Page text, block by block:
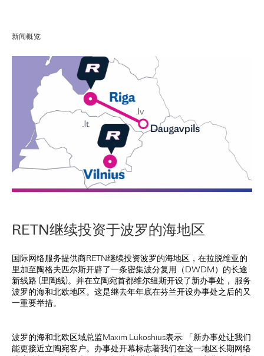
新闻概览
RETN继续投资于波罗的海地区
国际网络服务提供商RETN继续投资波罗的海地区，在拉脱维亚的
里加至陶格夫匹尔斯开辟了一条密集波分复用（DWDM）的长途
新线路 (里陶线)。并在立陶宛首都维尔纽斯开设了新办事处， 服务
波罗的海和北欧地区。这是继去年年底在芬兰开设办事处之后的又
一重要举措。
波罗的海和北欧区域总监Maxim Lukoshius表示: 「新办事处让我们
能更接近立陶宛客户。办事处开幕标志著我们在这一地区长期网络